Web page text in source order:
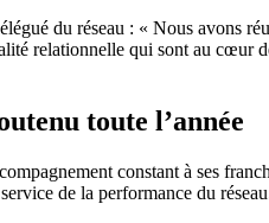
du réseau : « Nous avons
relationnelle qui sont au
toute l’année
constant à ses
de la performance du